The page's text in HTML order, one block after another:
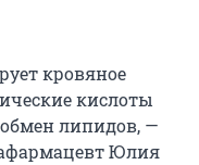
кровяное
кислоты
липидов, —
Юлия